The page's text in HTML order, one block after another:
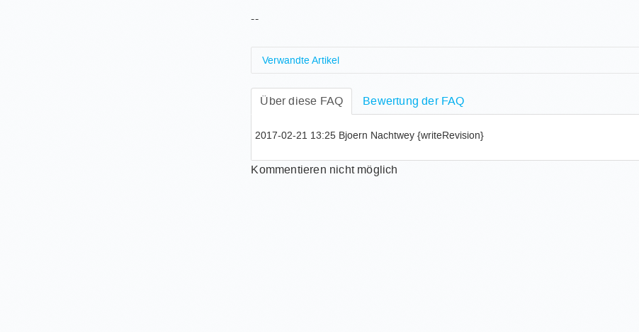
--
Verwandte Artikel
Wie verifiziere ich meine Mobiltelefonnummer?
Wo finde ich Informationen zum Matomo Dienst?
Wie aktiviere ich RAM nach einer Erweiterung?
Welchen TSM-Client soll ich nutzen? Welchen TSM-Clienten sollte ich
Welche TSM-Clienten-Version sollte ich meiden?
Über diese FAQ Bewertung der FAQ
2017-02-21 13:25 Bjoern Nachtwey {writeRevision}
Kommentieren nicht möglich